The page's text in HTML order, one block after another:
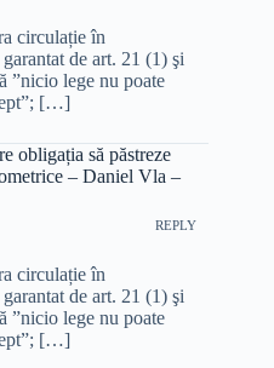
circulație în
de art. 21 (1) şi
”nicio lege nu poate
[…]
obligația să păstreze
– Daniel Vla –
REPLY
circulație în
de art. 21 (1) şi
”nicio lege nu poate
[…]